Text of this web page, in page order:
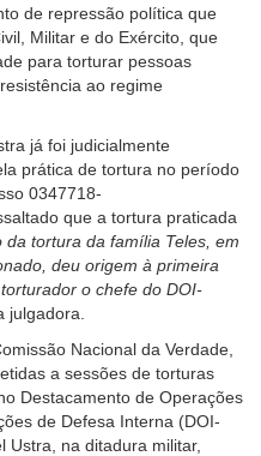
de repressão política que
Militar e do Exército, que
para torturar pessoas
ao regime
já foi judicialmente
prática de tortura no período
0347718-
que a tortura praticada
da tortura da família Teles, em
deu origem à primeira
o chefe do DOI-
julgadora.
Nacional da Verdade,
a sessões de torturas
Destacamento de Operações
de Defesa Interna (DOI-
Ustra, na ditadura militar,